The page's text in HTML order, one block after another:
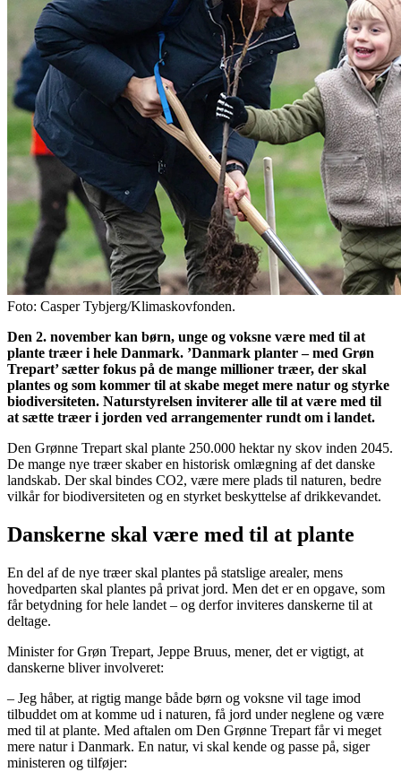
Foto: Casper Tybjerg/Klimaskovfonden.
Den 2. november kan børn, unge og voksne være med til at
plante træer i hele Danmark. ’Danmark planter – med Grøn
Trepart’ sætter fokus på de mange millioner træer, der skal
plantes og som kommer til at skabe meget mere natur og styrke
biodiversiteten. Naturstyrelsen inviterer alle til at være med til
at sætte træer i jorden ved arrangementer rundt om i landet.
Den Grønne Trepart skal plante 250.000 hektar ny skov inden 2045.
De mange nye træer skaber en historisk omlægning af det danske
landskab. Der skal bindes CO2, være mere plads til naturen, bedre
vilkår for biodiversiteten og en styrket beskyttelse af drikkevandet.
Danskerne skal være med til at plante
En del af de nye træer skal plantes på statslige arealer, mens
hovedparten skal plantes på privat jord. Men det er en opgave, som
får betydning for hele landet – og derfor inviteres danskerne til at
deltage.
Minister for Grøn Trepart, Jeppe Bruus, mener, det er vigtigt, at
danskerne bliver involveret:
– Jeg håber, at rigtig mange både børn og voksne vil tage imod
tilbuddet om at komme ud i naturen, få jord under neglene og være
med til at plante. Med aftalen om Den Grønne Trepart får vi meget
mere natur i Danmark. En natur, vi skal kende og passe på, siger
ministeren og tilføjer: